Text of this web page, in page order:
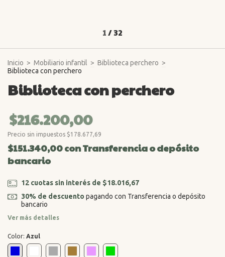
1/32
Inicio > Mobiliario infantil > Biblioteca perchero >
Biblioteca con perchero
Biblioteca con perchero
$216.200,00
Precio sin impuestos $178.677,69
$151.340,00conTransferencia o depósito
bancario
12 cuotas sin interés de $18.016,67
30% de descuento pagando con Transferencia o depósito
bancario
Ver más detalles
Color: Azul